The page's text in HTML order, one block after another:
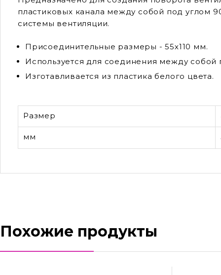
пластиковых канала между собой под углом
системы вентиляции.
Присоединительные размеры - 55х110 мм.
Используется для соединения между собой
Изготавливается из пластика белого цвета.
Размер
мм
Похожие продукты